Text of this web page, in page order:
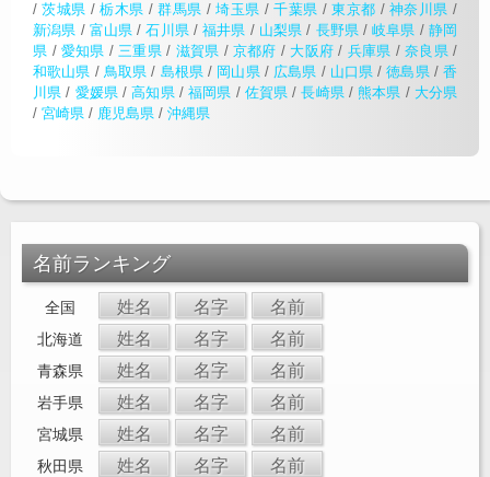
/茨城県 /栃木県 /群馬県 /埼玉県 /千葉県 /東京都 /神奈川県 /
新潟県 / 富山県 /石川県/福井県 / 山梨県 / 長野県/岐阜県 / 静岡
県 / 愛知県 /三重県 / 滋賀県 / 京都府 / 大阪府 / 兵庫県 / 奈良県/
和歌山県 / 鳥取県 / 島根県/ 岡山県/ 広島県 / 山口県 /徳島県/香
川県 / 愛媛県/高知県/ 福岡県 / 佐賀県 /長崎県/熊本県 / 大分県
/ 宮崎県 / 鹿児島県 / 沖縄県
名前ランキング
全国 姓名 名字 名前
北海道 姓名 名字 名前
青森県 姓名 名字 名前
岩手県 姓名 名字 名前
宮城県 姓名 名字 名前
秋田県 姓名 名字 名前